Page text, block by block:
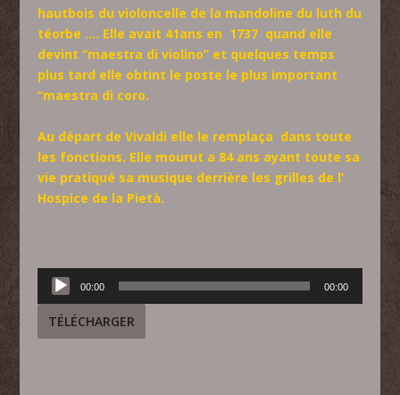
hautbois du violoncelle de la mandoline du luth du
téorbe …. Elle avait 41ans en 1737 quand elle
devint ‘’maestra di violino’’ et quelques temps
plus tard elle obtint le poste le plus important
‘’maestra di coro.
Au départ de Vivaldi elle le remplaça dans toute
les fonctions. Elle mourut a 84 ans ayant toute sa
vie pratiqué sa musique derrière les grilles de l’
Hospice de la Pietà.
Lecteur
audio
00:00 00:00
TÉLÉCHARGER